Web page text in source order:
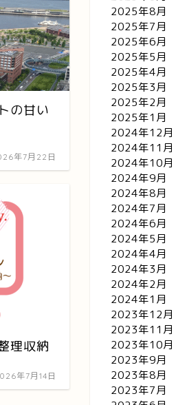
の甘い
年7月22日
理収納
年7月14日
2025年8月
2025年7月
2025年6月
2025年5月
2025年4月
2025年3月
2025年2月
2025年1月
2024年12月
2024年11月
2024年10月
2024年9月
2024年8月
2024年7月
2024年6月
2024年5月
2024年4月
2024年3月
2024年2月
2024年1月
2023年12月
2023年11月
2023年10月
2023年9月
2023年8月
2023年7月